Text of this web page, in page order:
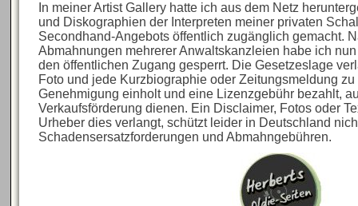
In meiner Artist Gallery hatte ich aus dem Netz
und Diskographien der Interpreten meiner privaten
Secondhand-Angebots öffentlich zugänglich gemacht.
Abmahnungen mehrerer Anwaltskanzleien habe ich
den öffentlichen Zugang gesperrt. Die Gesetzeslage
Foto und jede Kurzbiographie oder Zeitungsmeldung
Genehmigung einholt und eine Lizenzgebühr bezahlt,
Verkaufsförderung dienen. Ein Disclaimer, Fotos oder
Urheber dies verlangt, schützt leider in Deutschland
Schadensersatzforderungen und Abmahngebühren.